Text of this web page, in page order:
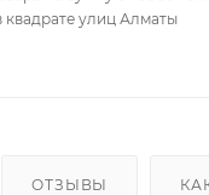
квадрате улиц Алматы
ОТЗЫВЫ